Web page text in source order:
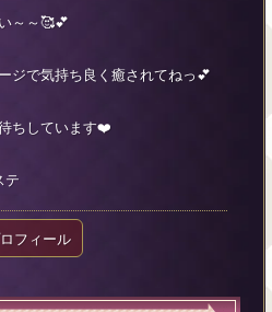
～～🥰💕
ジで気持ち良く癒されてねっ💕
ちしています❤️
テ
フィール